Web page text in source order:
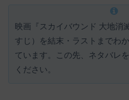
映画『スカイバウンド 大地消
すじ）を結末・ラストまでわ
ています。この先、ネタバレ
ください。